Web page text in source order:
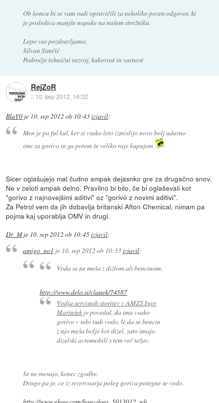
Ob koncu bi se vam radi opravičili za nekoliko pozen odgovor, ki
je posledica manjše napake na našem strežniku.
Lepo vas pozdravljamo,
Silvan Simčič
Področje tehnični razvoj, kakovost in varnost
RejZoR
:: 10. sep 2012, 16:32
BlaY0 je 10. sep 2012 ob 10:43izjavil:
Men je pa ful kul, ker si vsako leto izmislijo novo bolj udarno
ime za gorivo in ga potem še veliko raje kupujem
Sicer oglašujejo mal čudno ampak dejasnko gre za drugačno snov.
Ne v celoti ampak delno. Pravilno bi bilo, če bi oglaševali kot
"gorivo z najnovejšimi aditivi" oz "gorivo z novimi aditivi".
Za Petrol vem da jih dobavlja britanski Afton Chemical, nimam pa
pojma kaj uporablja OMV in drugi.
Dr_Mje 10. sep 2012 ob 10:45izjavil:
amigo_no1 je 10. sep 2012 ob 10:33izjavil:
Voda se ne meša z dizlom ali bencinom.
http://www.delo.si/clanek/74587
Vodja servisnih storitev v AMZS Igor
Marinšekje povedal, da ima vsako
gorivo v sebi tudi vodo, le da se bencin
z njo meša bolje kot dizel, zato imajo
dizelski avtomobili s tem več težav.
Se ne mesajo, konec zgodbe.
Drugo pa je, ce iz rezervoarja poleg goriva potegne se vodo.
http://www.ehow.com/how-does_5013012_wh...